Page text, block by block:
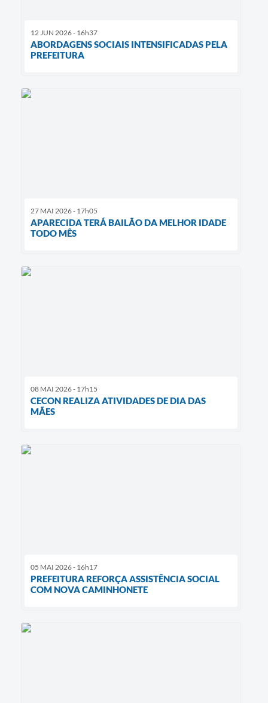
12 JUN 2026 - 16h37
ABORDAGENS SOCIAIS INTENSIFICADAS PELA
PREFEITURA
27 MAI 2026 - 17h05
APARECIDA TERÁ BAILÃO DA MELHOR IDADE
TODO MÊS
08 MAI 2026 - 17h15
CECON REALIZA ATIVIDADES DE DIA DAS
MÃES
05 MAI 2026 - 16h17
PREFEITURA REFORÇA ASSISTÊNCIA SOCIAL
COM NOVA CAMINHONETE